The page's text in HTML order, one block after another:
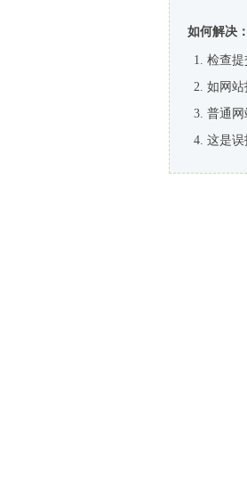
如何解决：
检查提
如网站
普通
这是